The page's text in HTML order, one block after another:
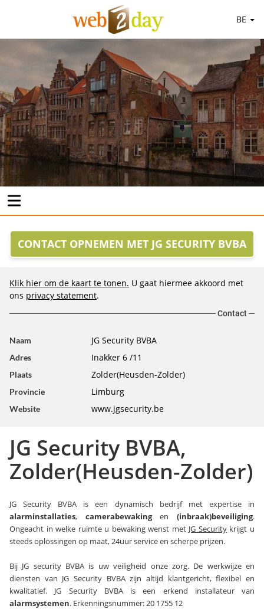
BE
CONTACT OPNEMEN MET JG SECURITY BVBA
Klik hier om de kaart te tonen. U gaat hiermee akkoord met
ons privacy statement.
Contact
Naam JG Security BVBA
Adres Inakker 6 /11
Plaats Zolder(Heusden-Zolder)
Provincie Limburg
Website www.jgsecurity.be
JG Security BVBA,
Zolder(Heusden-Zolder)
JG Security BVBA is een dynamisch bedrijf met expertise in
alarminstallaties, camerabewakingen(inbraak)beveiliging.
Ongeacht in welke ruimte u bewaking wenst met JG Securitykrijgt u
steeds oplossingen op maat, 24uur service en scherpe prijzen.
Bij JG security BVBA is uw veiligheid onze zorg. De werkwijze en
diensten van JG Security BVBA zijn altijd klantgericht, flexibel en
kwalitatief. JG Security BVBA is een erkend installateur van
alarmsystemen. Erkenningsnummer: 20 1755 12